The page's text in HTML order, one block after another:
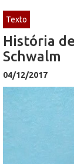
Texto
História
Schwalm
04/12/2017